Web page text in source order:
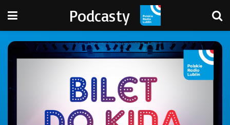
Podcasty